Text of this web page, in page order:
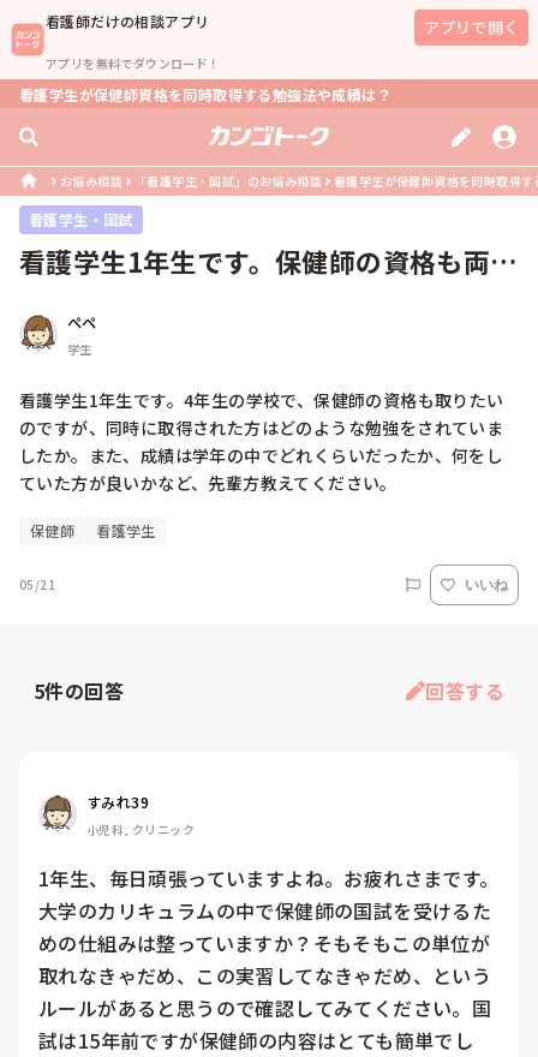
看護師だけの相談アプリ
アプリを無料でダウンロード！
アプリで開く
看護学生が保健師資格を同時取得する勉強法や成績は？
お悩み相談 「看護学生・国試」のお悩み相談 看護学生が保健師資格を同時取得
看護学生・国試
看護学生1年生です。保健師の資格も両立
ぺぺ
学生
看護学生1年生です。4年生の学校で、保健師の資格も取りたい
のですが、同時に取得された方はどのような勉強をされていま
したか。また、成績は学年の中でどれくらいだったか、何をし
ていた方が良いかなど、先輩方教えてください。
保健師 看護学生
05/21 いいね
5件の回答 回答する
すみれ39
小児科, クリニック
1年生、毎日頑張っていますよね。お疲れさまです。
大学のカリキュラムの中で保健師の国試を受けるた
めの仕組みは整っていますか？そもそもこの単位が
取れなきゃだめ、この実習してなきゃだめ、という
ルールがあると思うので確認してみてください。国
試は15年前ですが保健師の内容はとても簡単でし